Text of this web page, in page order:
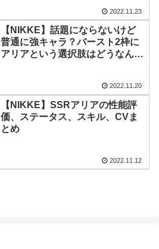
2022.11.23
【NIKKE】話題にならないけど
普通に強キャラ？バースト2枠に
アリアという選択肢はどうなん
2022.11.20
【NIKKE】SSRアリアの性能評
価、ステータス、スキル、CVま
とめ
2022.11.12